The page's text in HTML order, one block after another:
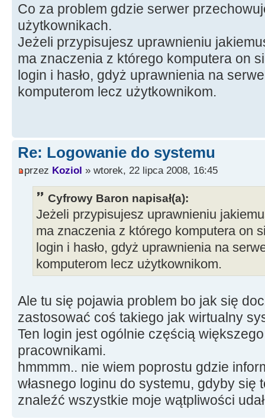
Co za problem gdzie serwer
użytkownikach.
Jeżeli przypisujesz uprawnieniu
ma znaczenia z którego komputera on
login i hasło, gdyż uprawnienia na
komputerom lecz użytkownikom.
Re: Logowanie do systemu
przez Koziol » wtorek, 22 lipca 2008, 16:45
Cyfrowy Baron napisał(a):
Jeżeli przypisujesz uprawnieniu
ma znaczenia z którego komputera on
login i hasło, gdyż uprawnienia na
komputerom lecz użytkownikom.
Ale tu się pojawia problem bo jak się
zastosować coś takiego jak wirtualny
Ten login jest ogólnie częścią
pracownikami.
hmmmm.. nie wiem poprostu gdzie
własnego loginu do systemu, gdyby się
znaleźć wszystkie moje wątpliwości